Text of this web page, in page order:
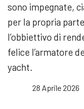
sono impegnate,
per la propria
l’obbiettivo di
felice l’armatore
yacht.
28 Aprile 2026